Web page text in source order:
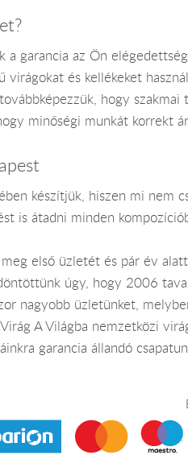
a garancia az Ön
virágokat és kellékeket
hogy szakmai
minőségi munkát korrekt
készítjük, hiszen mi nem
is átadni minden
első üzletét és pár év
úgy, hogy 2006
nagyobb üzletünket,
A Világba nemzetközi
garancia állandó